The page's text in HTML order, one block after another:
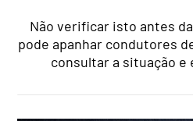
Não verificar isto antes
pode apanhar condutores
consultar a situação e